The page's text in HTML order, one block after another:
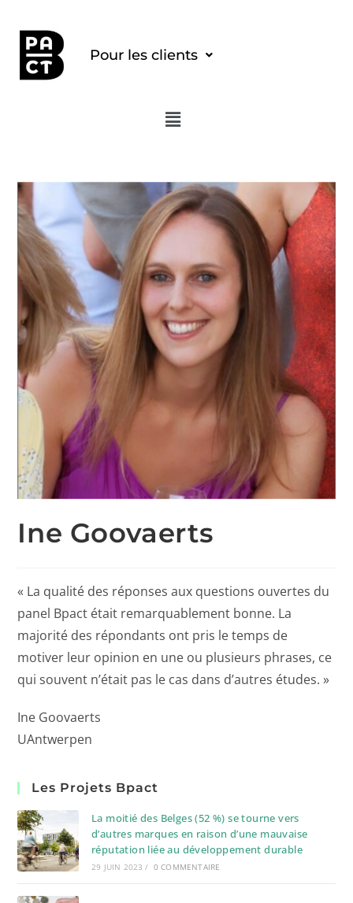
Pour les clients
Ine Goovaerts
« La qualité des réponses aux questions ouvertes du
panel Bpact était remarquablement bonne. La
majorité des répondants ont pris le temps de
motiver leur opinion en une ou plusieurs phrases, ce
qui souvent n’était pas le cas dans d’autres études. »
Ine Goovaerts
UAntwerpen
Les Projets Bpact
La moitié des Belges (52 %) se tourne vers
d’autres marques en raison d’une mauvaise
réputation liée au développement durable
29 JUIN 2023 / 0 COMMENTAIRE